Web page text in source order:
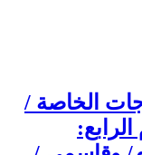
الخاصة /
– اليوم الرابع: